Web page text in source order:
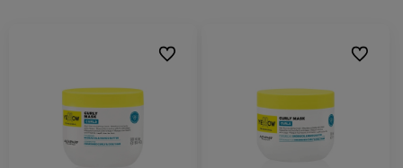
Do ulubionych Do